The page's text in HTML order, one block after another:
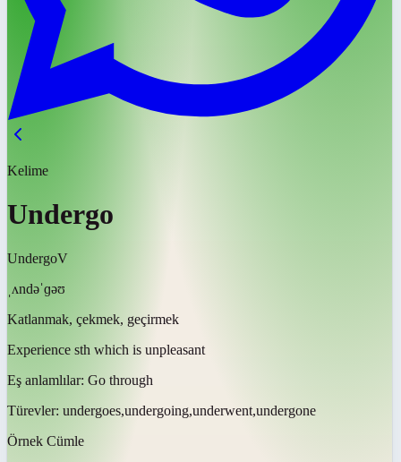
Kelime
Undergo
UndergoV
ˌʌndəˈɡəʊ
Katlanmak, çekmek, geçirmek
Experience sth which is unpleasant
Eş anlamlılar: Go through
Türevler: undergoes,undergoing,underwent,undergone
Örnek Cümle